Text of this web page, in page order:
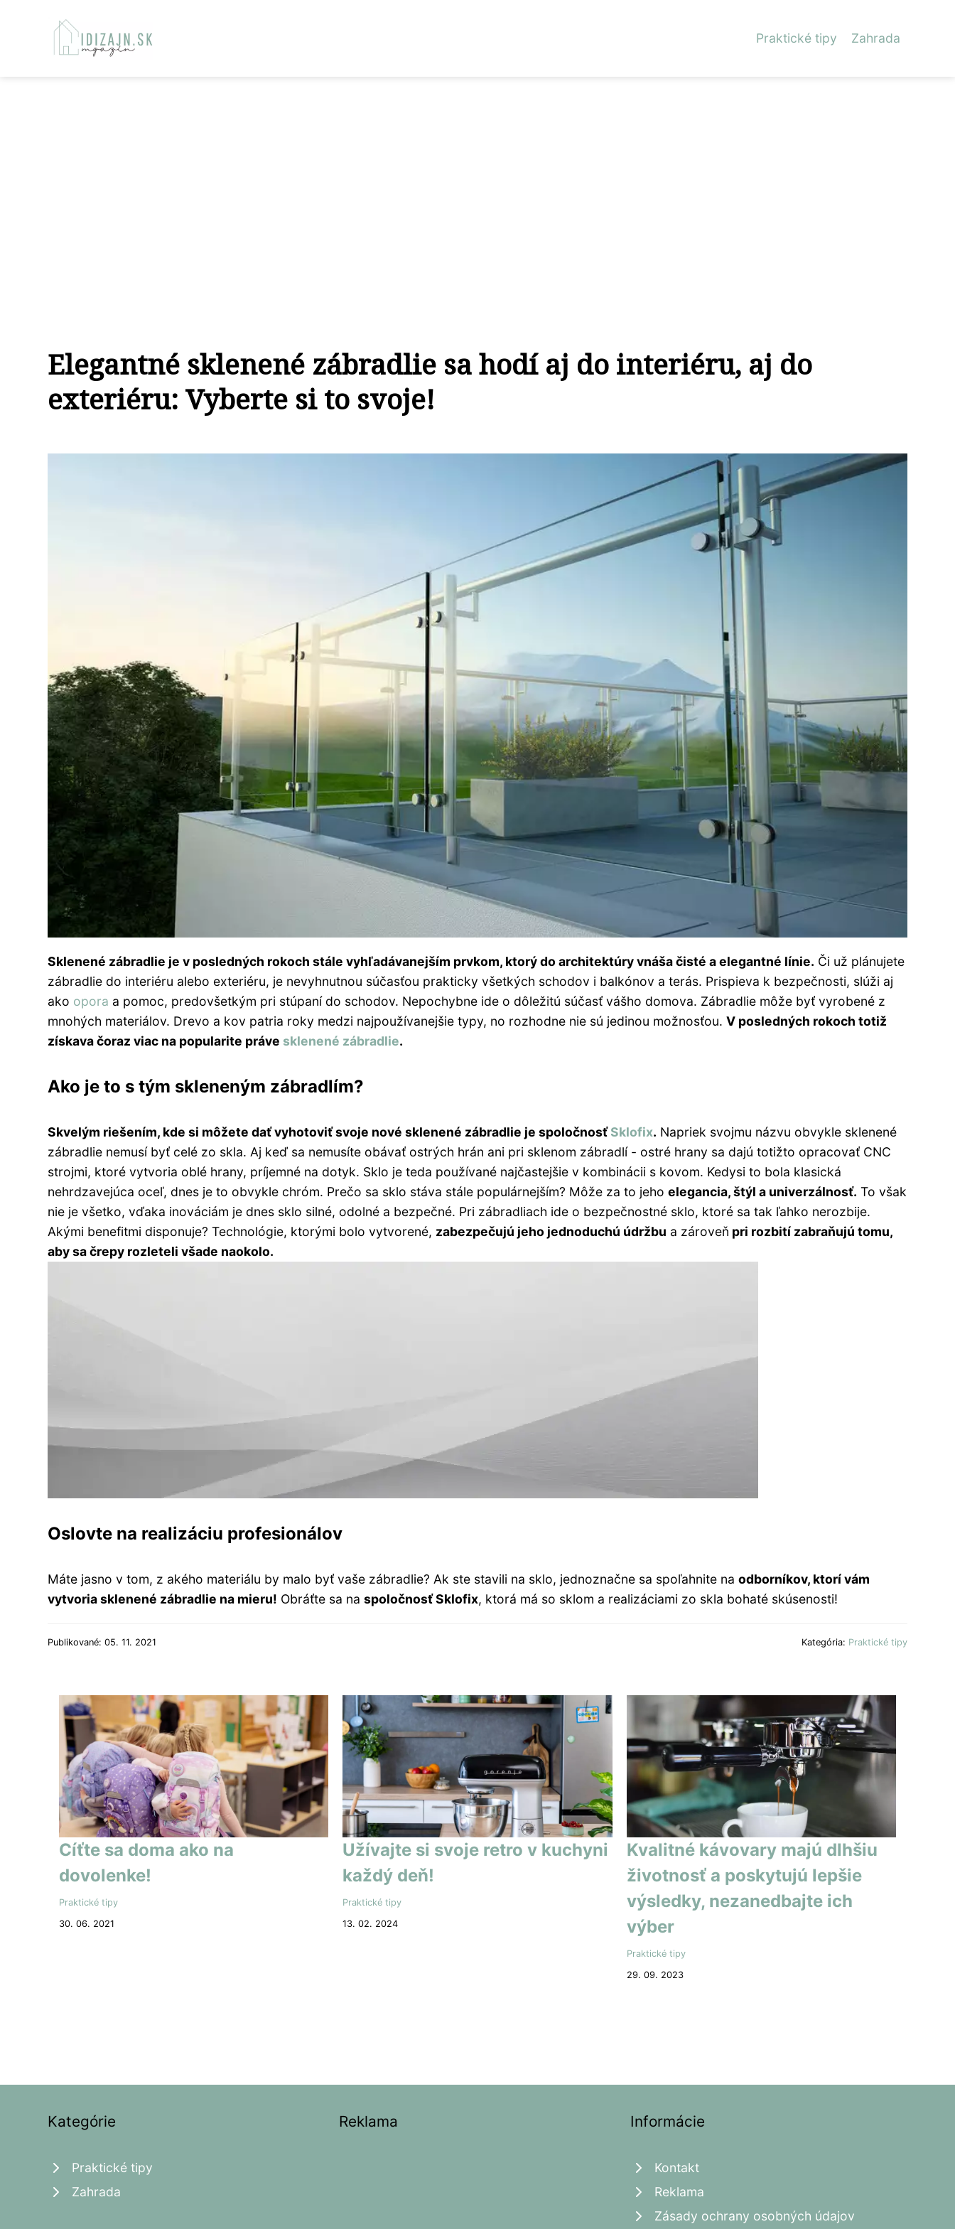
Praktické tipy Zahrada
Elegantné sklenené zábradlie sa hodí aj do interiéru, aj do
exteriéru: Vyberte si to svoje!
Sklenené zábradlie je v posledných rokoch stále vyhľadávanejším prvkom, ktorý do architektúry vnáša čisté a elegantné línie. Či už plánujete
zábradlie do interiéru alebo exteriéru, je nevyhnutnou súčasťou prakticky všetkých schodov i balkónov a terás. Prispieva k bezpečnosti, slúži aj
ako opora a pomoc, predovšetkým pri stúpaní do schodov. Nepochybne ide o dôležitú súčasť vášho domova. Zábradlie môže byť vyrobené z
mnohých materiálov. Drevo a kov patria roky medzi najpoužívanejšie typy, no rozhodne nie sú jedinou možnosťou. V posledných rokoch totiž
získava čoraz viac na popularite práve sklenené zábradlie.
Ako je to s tým skleneným zábradlím?
Skvelým riešením, kde si môžete dať vyhotoviť svoje nové sklenené zábradlie je spoločnosťSklofix. Napriek svojmu názvu obvykle sklenené
zábradlie nemusí byť celé zo skla. Aj keď sa nemusíte obávať ostrých hrán ani pri sklenom zábradlí - ostré hrany sa dajú totižto opracovať CNC
strojmi, ktoré vytvoria oblé hrany, príjemné na dotyk. Sklo je teda používané najčastejšie v kombinácii s kovom. Kedysi to bola klasická
nehrdzavejúca oceľ, dnes je to obvykle chróm. Prečo sa sklo stáva stále populárnejším? Môže za to jeho elegancia, štýl a univerzálnosť. To však
nie je všetko, vďaka inováciám je dnes sklo silné, odolné a bezpečné. Pri zábradliach ide o bezpečnostné sklo, ktoré sa tak ľahko nerozbije.
Akými benefitmi disponuje? Technológie, ktorými bolo vytvorené, zabezpečujú jeho jednoduchú údržbu a zároveň pri rozbití zabraňujú tomu,
aby sa črepy rozleteli všade naokolo.
Oslovte na realizáciu profesionálov
Máte jasno v tom, z akého materiálu by malo byť vaše zábradlie? Ak ste stavili na sklo, jednoznačne sa spoľahnite na odborníkov, ktorí vám
vytvoria sklenené zábradlie na mieru! Obráťte sa na spoločnosť Sklofix, ktorá má so sklom a realizáciami zo skla bohaté skúsenosti!
Publikované: 05. 11. 2021 Kategória: Praktické tipy
Cíťte sa doma ako na
dovolenke!
Praktické tipy
30. 06. 2021
Užívajte si svoje retro v kuchyni
každý deň!
Praktické tipy
13. 02. 2024
Kvalitné kávovary majú dlhšiu
životnosť a poskytujú lepšie
výsledky, nezanedbajte ich
výber
Praktické tipy
29. 09. 2023
Kategórie
Praktické tipy
Zahrada
Reklama Informácie
Kontakt
Reklama
Zásady ochrany osobných údajov